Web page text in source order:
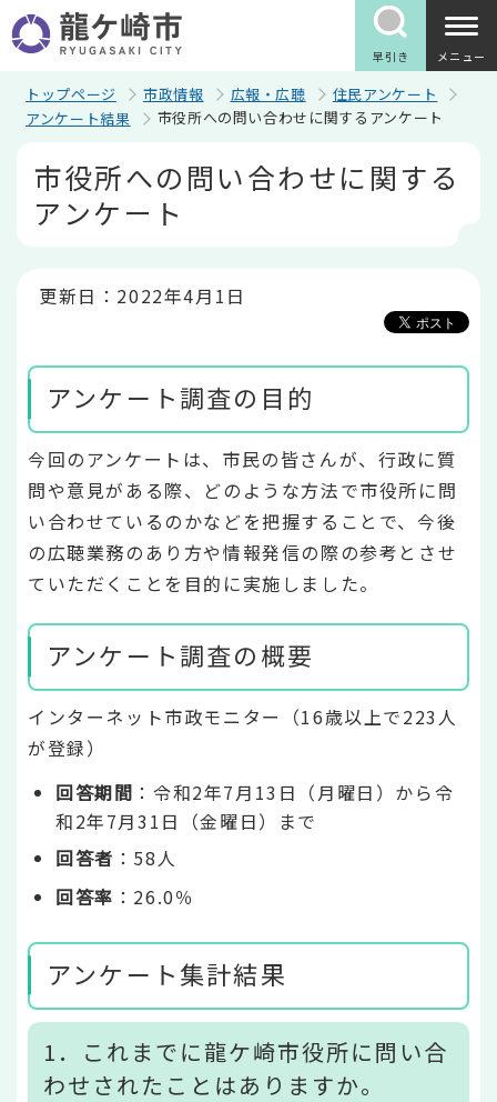
の
ペ
早引き メニュー
トップページ 市政情報 広報・広聴
住民アンケート
アンケート結果
市役所への問い合わせに関するアンケート
市役所への問い合わせに関する
アンケート
更新日：2022年4月1日
アンケート調査の目的
今回のアンケートは、市民の皆さんが、行政に質
問や意見がある際、どのような方法で市役所に問
い合わせているのかなどを把握することで、今後
の広聴業務のあり方や情報発信の際の参考とさせ
ていただくことを目的に実施しました。
アンケート調査の概要
インターネット市政モニター（16歳以上で223人
が登録）
回答期間 ：令和2年7月13日（月曜日）から令
和2年7月31日（金曜日）まで
回答者 ：58人
回答率 ：26.0％
アンケート集計結果
1．これまでに龍ケ崎市役所に問い合
わせされたことはありますか。